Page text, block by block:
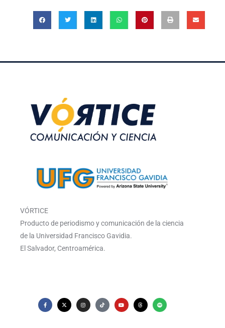
VÓRTICE
Producto de periodismo y comunicación de la ciencia
de la Universidad Francisco Gavidia.
El Salvador, Centroamérica.